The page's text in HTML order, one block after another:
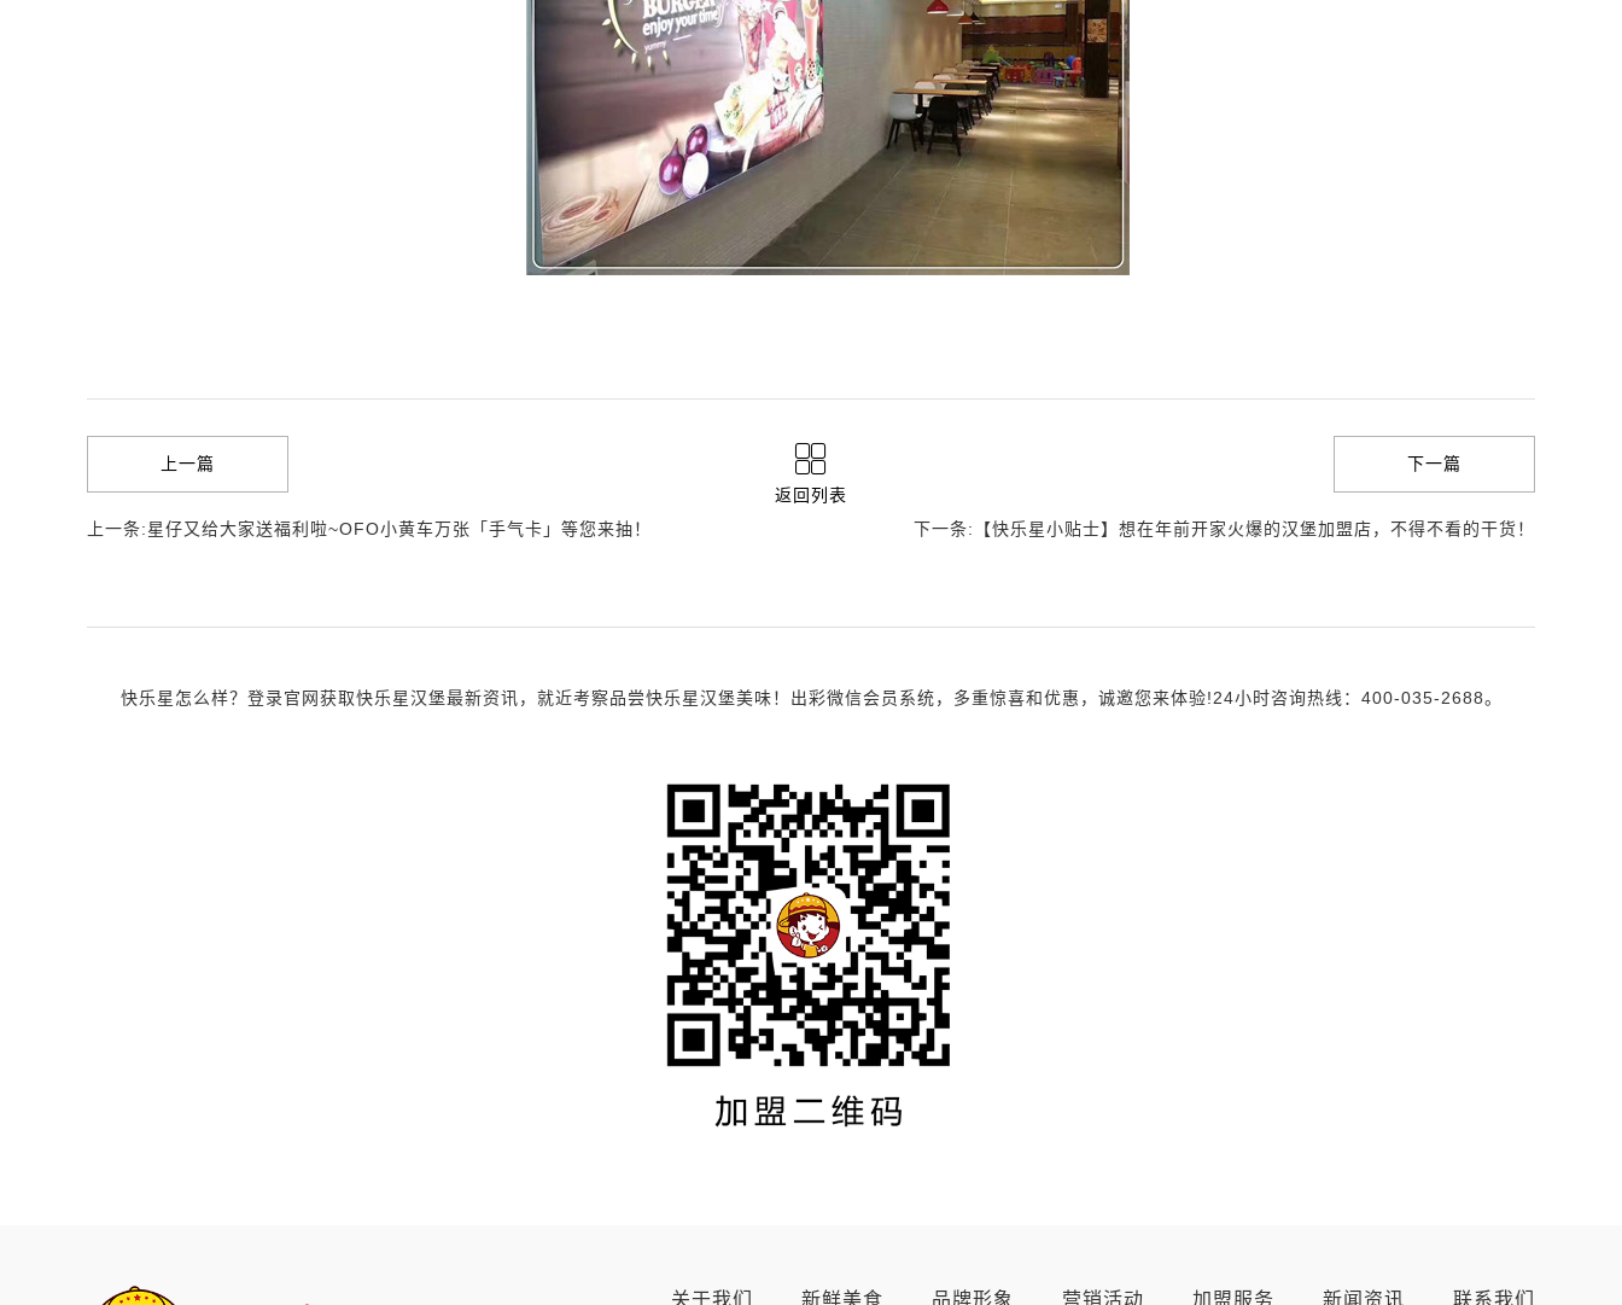
上一篇
上一条:星仔又给大家送福利啦~OFO小黄车万张「手气卡」等您来抽！
返回列表
下一篇
下一条:【快乐星小贴士】想在年前开家火爆的汉堡加盟店，不得不看的干货！
快乐星怎么样？登录官网获取快乐星汉堡最新资讯，就近考察品尝快乐星汉堡美味！出彩微信会员系统，多重惊喜和优惠，诚邀您来体验!24小时咨询热线：400-035-2688。
关于我们 新鲜美食 品牌形象 营销活动 加盟服务 新闻资讯 联系我们